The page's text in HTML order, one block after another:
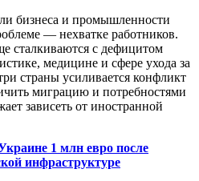
бизнеса и промышленности
— нехватке работников.
сталкиваются с дефицитом
медицине и сфере ухода за
страны усиливается конфликт
миграцию и потребностями
зависеть от иностранной
1 млн евро после
инфраструктуре